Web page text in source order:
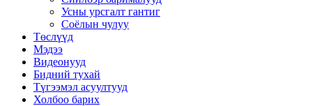
Усны урсгалт гантиг
Соёлын чулуу
Төслүүд
Мэдээ
Видеонууд
Бидний тухай
Түгээмэл асуултууд
Холбоо барих